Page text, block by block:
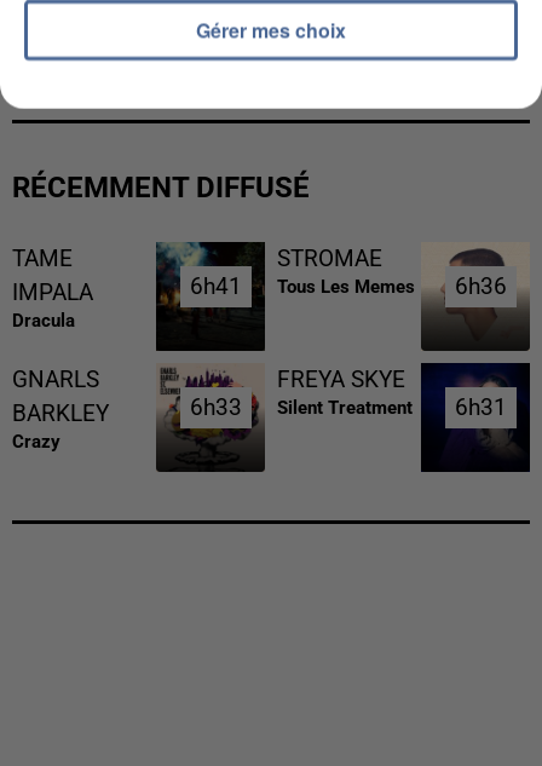
UNE TOURISTE DE L’OISE EMPORTÉE PAR UNE
COULÉE DE BOUE EN HAUTE-SAVOIE
RÉCEMMENT DIFFUSÉ
TAME
IMPALA
Dracula
6h41
6h41
STROMAE
Tous Les Memes 6h36
6h36
GNARLS
BARKLEY
Crazy
6h33
6h33
FREYA SKYE
Silent Treatment 6h31
6h31
Gérer mes choix